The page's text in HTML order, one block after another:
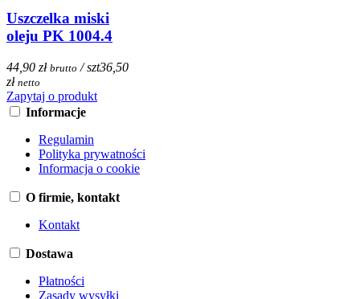
Uszczelka miski
oleju PK 1004.4
44,90 zł brutto / szt36,50
zł netto
Zapytaj o produkt
Informacje
Regulamin
Polityka prywatności
Informacja o cookie
O firmie, kontakt
Kontakt
Dostawa
Płatności
Zasady wysyłki